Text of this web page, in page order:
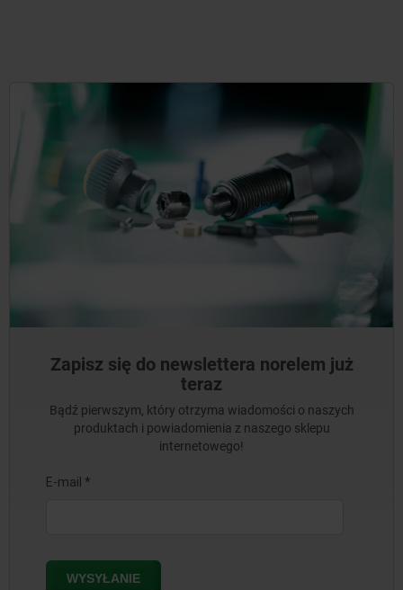
Zapisz się do newslettera norelem już
teraz
Bądź pierwszym, który otrzyma wiadomości o naszych
produktach i powiadomienia z naszego sklepu
internetowego!